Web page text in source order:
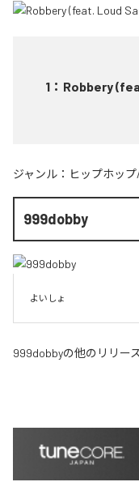
1 ： Robbery
ジャンル： ヒップホッ
999dobby
よいしょ
999dobbyの他のリリー